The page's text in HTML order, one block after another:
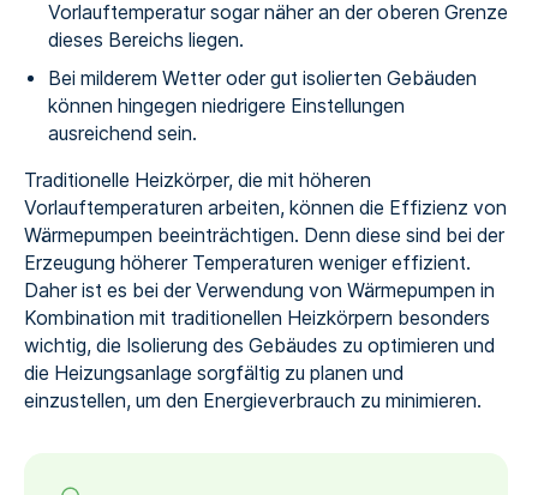
Vorlauftemperatur sogar näher an der oberen Grenze
dieses Bereichs liegen.
Bei milderem Wetter oder gut isolierten Gebäuden
können hingegen niedrigere Einstellungen
ausreichend sein.
Traditionelle Heizkörper, die mit höheren
Vorlauftemperaturen arbeiten, können die Effizienz von
Wärmepumpen beeinträchtigen. Denn diese sind bei der
Erzeugung höherer Temperaturen weniger effizient.
Daher ist es bei der Verwendung von Wärmepumpen in
Kombination mit traditionellen Heizkörpern besonders
wichtig, die Isolierung des Gebäudes zu optimieren und
die Heizungsanlage sorgfältig zu planen und
einzustellen, um den Energieverbrauch zu minimieren.